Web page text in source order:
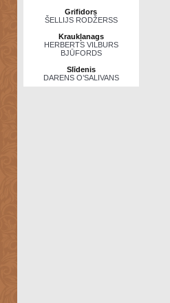
Grifidors
ŠELLIJS RODŽERSS
Kraukļanags
HERBERTS VILBURS
BJŪFORDS
Slīdenis
DARENS O’SALIVANS